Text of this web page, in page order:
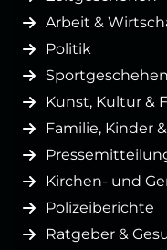
Arbeit &
Politik
Sportgeschehen
Kunst, Kultur &
Familie, Kinder
Kirchen- und
Polizeiberichte
Ratgeber &